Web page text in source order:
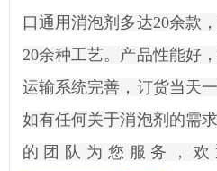
口通用消泡剂多达20余款
20余种工艺。产品性能好
运输系统完善，订货当天
如有任何关于消泡剂的需
的团队为您服务，欢